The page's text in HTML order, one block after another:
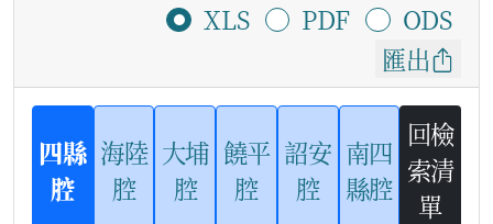
XLS
PDF
ODS
匯出
四縣
腔
海陸
腔
大埔
腔
饒平
腔
詔安
腔
南四
縣腔
回檢
索清
單